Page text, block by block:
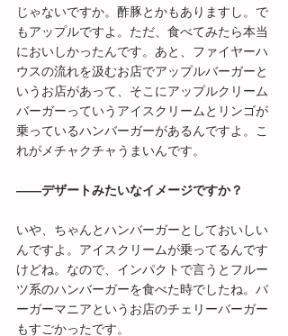
じゃないですか。酢豚とかもありますし。で
もアップルですよ。ただ、食べてみたら本当
においしかったんです。あと、ファイヤーハ
ウスの流れを汲むお店でアップルバーガーと
いうお店があって、そこにアップルクリーム
バーガーっていうアイスクリームとリンゴが
乗っているハンバーガーがあるんですよ。こ
れがメチャクチャうまいんです。
――デザートみたいなイメージですか？
いや、ちゃんとハンバーガーとしておいしい
んですよ。アイスクリームが乗ってるんです
けどね。なので、インパクトで言うとフルー
ツ系のハンバーガーを食べた時でしたね。バ
ーガーマニアというお店のチェリーバーガー
もすごかったです。